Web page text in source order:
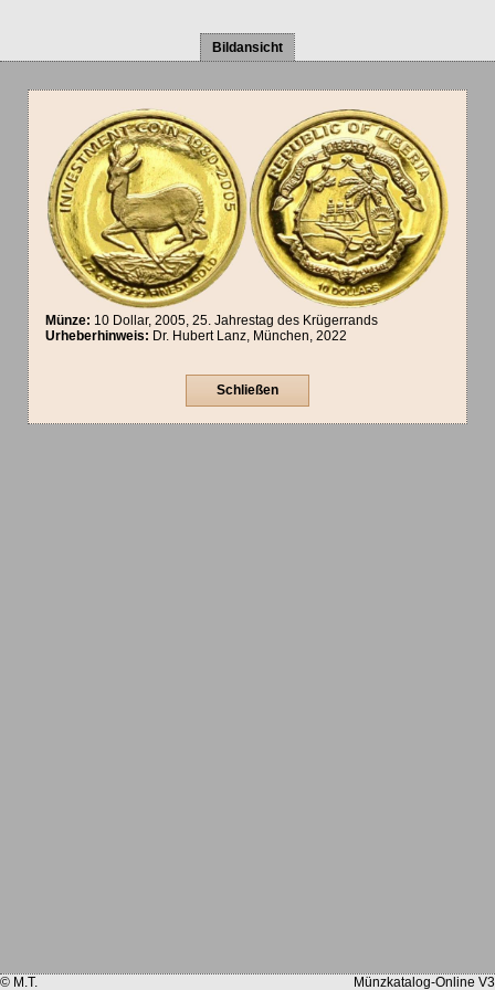
Bildansicht
Münze: 10 Dollar, 2005, 25. Jahrestag des Krügerrands
Urheberhinweis: Dr. Hubert Lanz, München, 2022
Schließen
© M.T. Münzkatalog-Online V3